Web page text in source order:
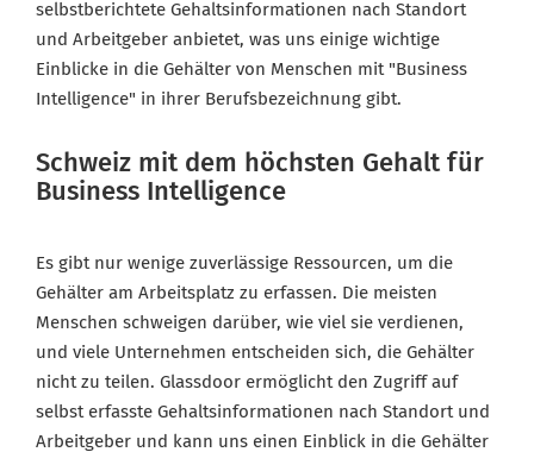
selbstberichtete Gehaltsinformationen nach Standort
und Arbeitgeber anbietet, was uns einige wichtige
Einblicke in die Gehälter von Menschen mit "Business
Intelligence" in ihrer Berufsbezeichnung gibt.
Schweiz mit dem höchsten Gehalt für
Business Intelligence
Es gibt nur wenige zuverlässige Ressourcen, um die
Gehälter am Arbeitsplatz zu erfassen. Die meisten
Menschen schweigen darüber, wie viel sie verdienen,
und viele Unternehmen entscheiden sich, die Gehälter
nicht zu teilen. Glassdoor ermöglicht den Zugriff auf
selbst erfasste Gehaltsinformationen nach Standort und
Arbeitgeber und kann uns einen Einblick in die Gehälter